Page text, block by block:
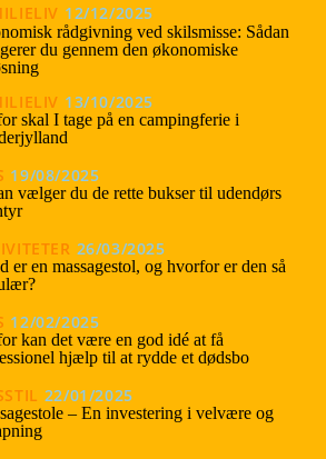
12/12/2025
rådgivning ved skilsmisse: Sådan
du gennem den økonomiske
13/10/2025
skal I tage på en campingferie i
19/08/2025
vælger du de rette bukser til udendørs
26/03/2025
er en massagestol, og hvorfor er den så
12/02/2025
kan det være en god idé at få
hjælp til at rydde et dødsbo
22/01/2025
– En investering i velvære og